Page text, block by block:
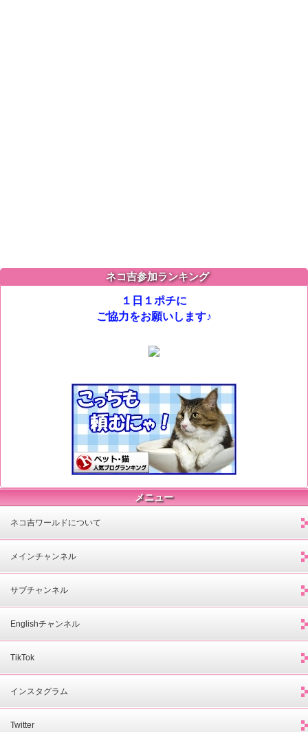
ネコ吉参加ランキング
１日１ポチに
ご協力をお願いします♪
メニュー
ネコ吉ワールドについて
メインチャンネル
サブチャンネル
Englishチャンネル
TikTok
インスタグラム
Twitter